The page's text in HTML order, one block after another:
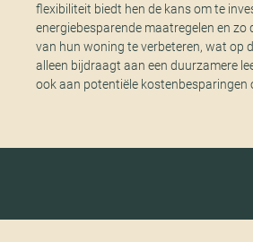
flexibiliteit biedt hen de kans om te
energiebesparende maatregelen en zo
van hun woning te verbeteren, wat op
alleen bijdraagt aan een duurzamere
ook aan potentiële kostenbesparingen